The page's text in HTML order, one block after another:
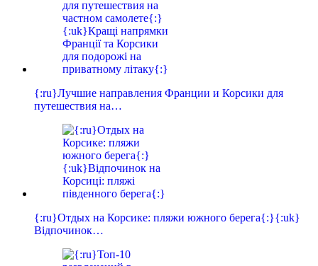
{:ru}Лучшие направления Франции и Корсики для
путешествия на…
{:ru}Отдых на Корсике: пляжи южного берега{:}{:uk}
Відпочинок…